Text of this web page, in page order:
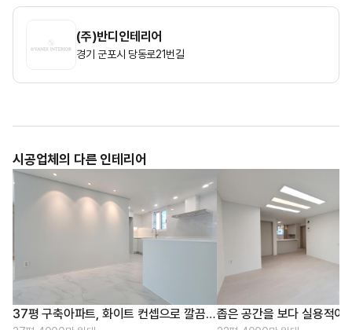
(주)반디인테리어
경기 군포시 당동로21번길
시공업체의 다른 인테리어
37평 구축아파트, 화이트 컨셉으로 깔끔한 디자인